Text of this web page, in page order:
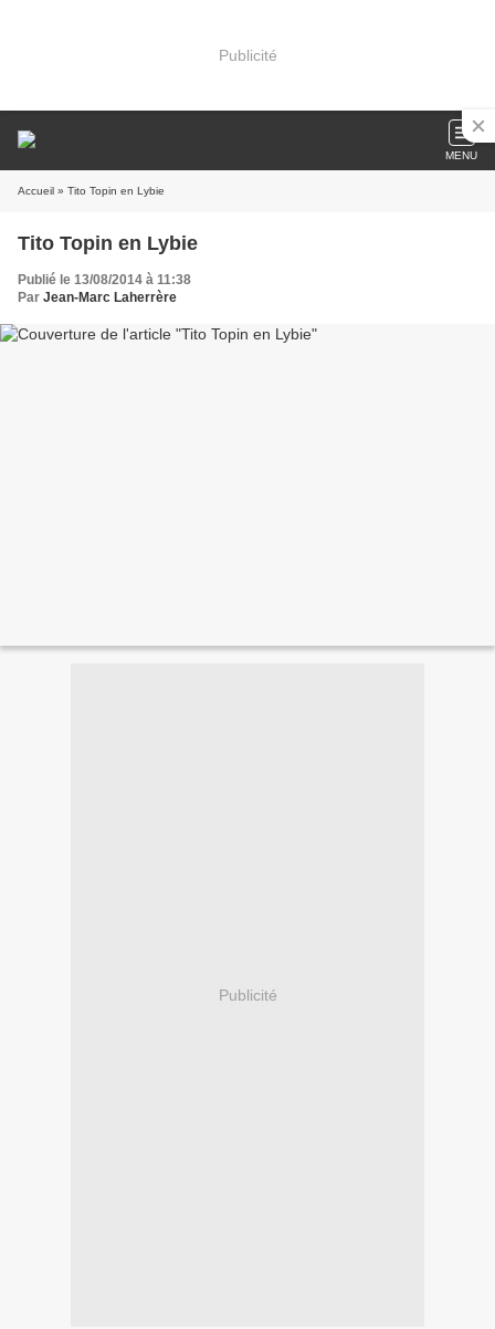
Publicité
MENU
Accueil » Tito Topin en Lybie
Tito Topin en Lybie
Publié le 13/08/2014 à 11:38
Par Jean-Marc Laherrère
Publicité